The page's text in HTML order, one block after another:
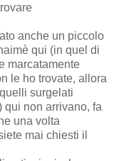
anche un piccolo
qui (in quel di
marcatamente
le ho trovate, allora
surgelati
qui non arrivano, fa
una volta
mai chiesti il